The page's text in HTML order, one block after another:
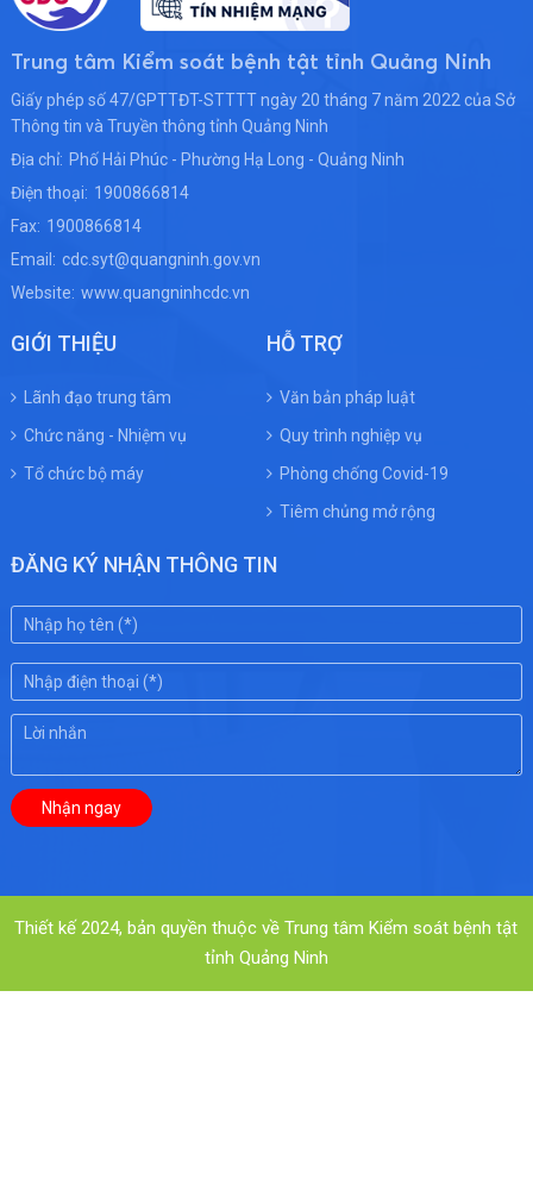
Trung tâm Kiểm soát bệnh tật tỉnh Quảng Ninh
Giấy phép số 47/GPTTĐT-STTTT ngày 20 tháng 7 năm 2022 của Sở
Thông tin và Truyền thông tỉnh Quảng Ninh
Địa chỉ: Phố Hải Phúc - Phường Hạ Long - Quảng Ninh
Điện thoại: 1900866814
Fax: 1900866814
Email: cdc.syt@quangninh.gov.vn
Website: www.quangninhcdc.vn
GIỚI THIỆU
Lãnh đạo trung tâm
Chức năng - Nhiệm vụ
Tổ chức bộ máy
HỖ TRỢ
Văn bản pháp luật
Quy trình nghiệp vụ
Phòng chống Covid-19
Tiêm chủng mở rộng
ĐĂNG KÝ NHẬN THÔNG TIN
Thiết kế 2024, bản quyền thuộc về Trung tâm Kiểm soát bệnh tật
tỉnh Quảng Ninh